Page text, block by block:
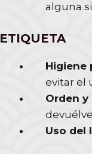
alguna
ETIQUETA
Higiene
evitar el
Orden y
Uso del